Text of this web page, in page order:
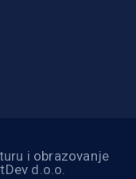
i obrazovanje
d.o.o.